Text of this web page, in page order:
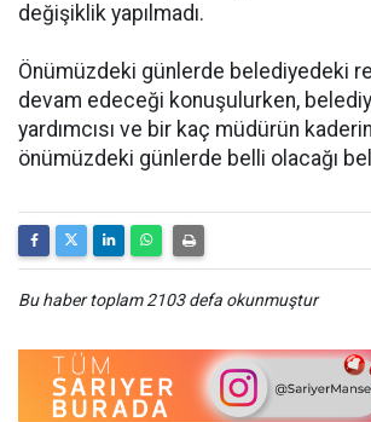
değişiklik yapılmadı.
Önümüzdeki günlerde belediyedeki
devam edeceği konuşulurken,
yardımcısı ve bir kaç müdürün
önümüzdeki günlerde belli olacağı
Bu haber toplam 2103 defa okunmuştur